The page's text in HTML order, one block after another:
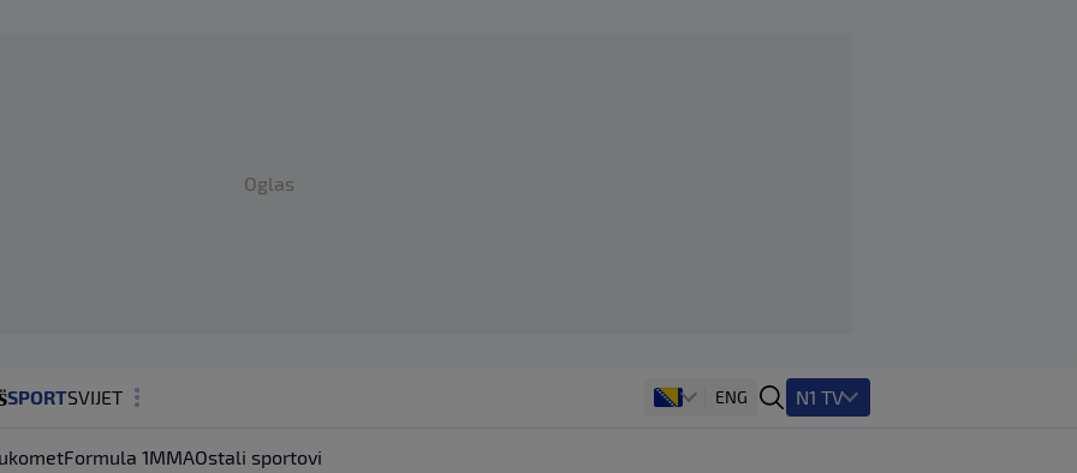
Oglas
SPORTSVIJET
ENG N1 TV
Formula 1MMAOstali sportovi